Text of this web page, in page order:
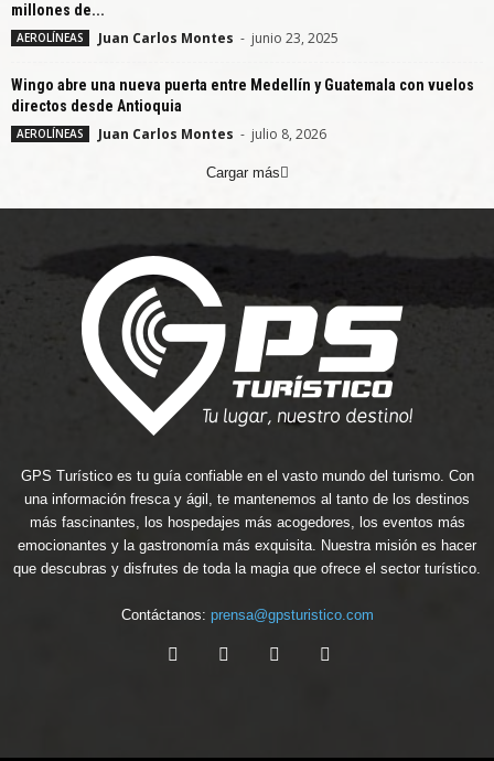
millones de...
AEROLÍNEAS Juan Carlos Montes - junio 23, 2025
Wingo abre una nueva puerta entre Medellín y Guatemala con vuelos
directos desde Antioquia
AEROLÍNEAS Juan Carlos Montes - julio 8, 2026
Cargar más
GPS Turístico es tu guía confiable en el vasto mundo del turismo. Con
una información fresca y ágil, te mantenemos al tanto de los destinos
más fascinantes, los hospedajes más acogedores, los eventos más
emocionantes y la gastronomía más exquisita. Nuestra misión es hacer
que descubras y disfrutes de toda la magia que ofrece el sector turístico.
Contáctanos: prensa@gpsturistico.com